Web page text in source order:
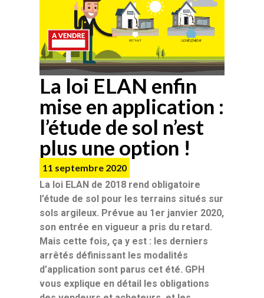
La loi ELAN enfin
mise en application :
l’étude de sol n’est
plus une option !
11 septembre 2020
La loi ELAN de 2018 rend obligatoire
l’étude de sol pour les terrains situés sur
sols argileux. Prévue au 1er janvier 2020,
son entrée en vigueur a pris du retard.
Mais cette fois, ça y est : les derniers
arrêtés définissant les modalités
d’application sont parus cet été. GPH
vous explique en détail les obligations